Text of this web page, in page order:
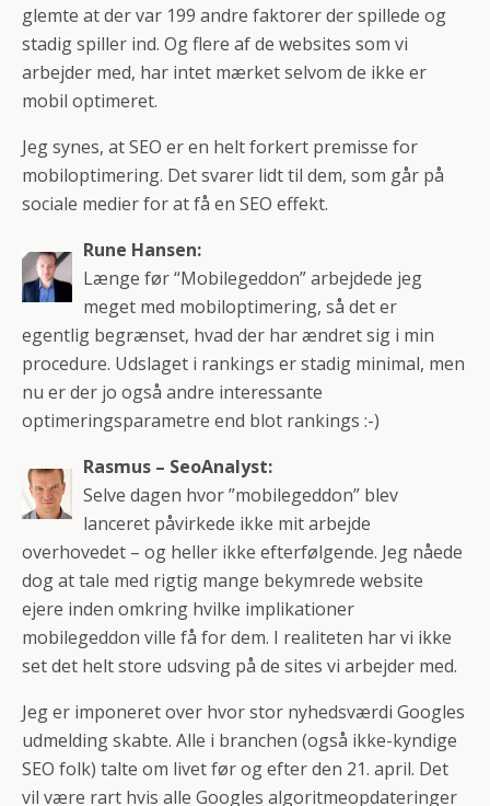
glemte at der var 199 andre faktorer der spillede og
stadig spiller ind. Og flere af de websites som vi
arbejder med, har intet mærket selvom de ikke er
mobil optimeret.
Jeg synes, at SEO er en helt forkert premisse for
mobiloptimering. Det svarer lidt til dem, som går på
sociale medier for at få en SEO effekt.
Rune Hansen:
Længe før “Mobilegeddon” arbejdede jeg
meget med mobiloptimering, så det er
egentlig begrænset, hvad der har ændret sig i min
procedure. Udslaget i rankings er stadig minimal, men
nu er der jo også andre interessante
optimeringsparametre end blot rankings :-)
Rasmus – SeoAnalyst:
Selve dagen hvor ”mobilegeddon” blev
lanceret påvirkede ikke mit arbejde
overhovedet – og heller ikke efterfølgende. Jeg nåede
dog at tale med rigtig mange bekymrede website
ejere inden omkring hvilke implikationer
mobilegeddon ville få for dem. I realiteten har vi ikke
set det helt store udsving på de sites vi arbejder med.
Jeg er imponeret over hvor stor nyhedsværdi Googles
udmelding skabte. Alle i branchen (også ikke-kyndige
SEO folk) talte om livet før og efter den 21. april. Det
vil være rart hvis alle Googles algoritmeopdateringer